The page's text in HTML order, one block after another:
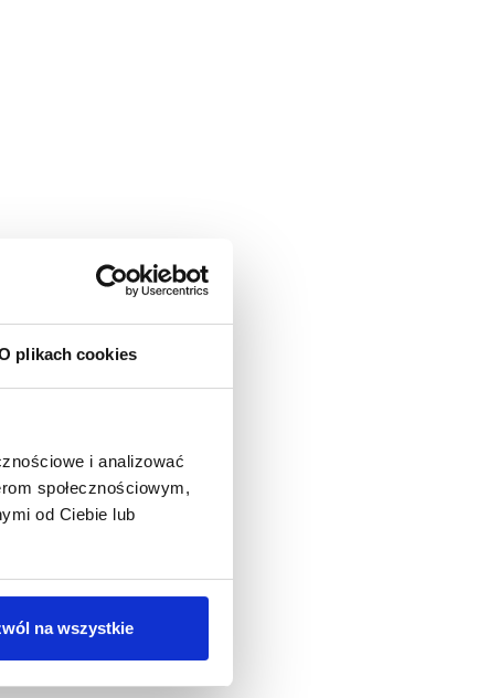
plikach cookies
i analizować
społecznościowym,
od Ciebie lub
na wszystkie